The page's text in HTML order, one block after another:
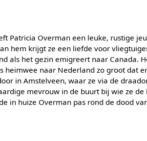
Patricia Overman een leuke, rustige
hem krijgt ze een liefde voor
als het gezin emigreert naar Canada.
heimwee naar Nederland zo groot dat
in Amstelveen, waar ze via de
mevrouw in de buurt bij wie ze
in huize Overman pas rond de dood